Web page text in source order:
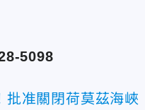
5098
批准關閉荷莫茲海